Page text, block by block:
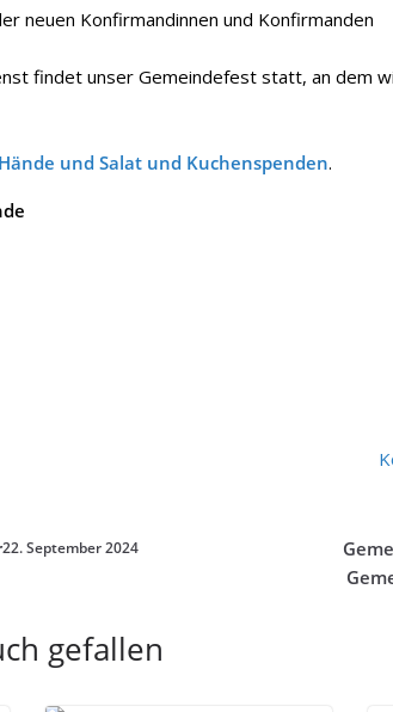
neuen Konfirmandinnen und Konfirmanden
findet unser Gemeindefest statt, an dem
und Salat und Kuchenspenden.
22. September 2024
gefallen